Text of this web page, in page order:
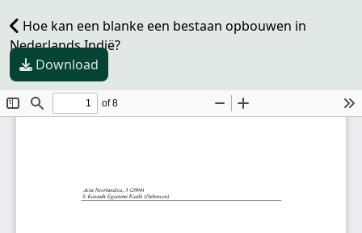
Hoe kan een blanke een bestaan opbouwen in
Nederlands Indië?
Download